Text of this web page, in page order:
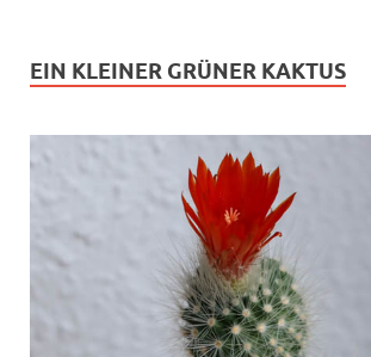
EIN KLEINER GRÜNER KAKTUS